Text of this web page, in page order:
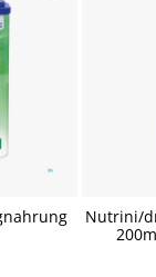
Nutrini/